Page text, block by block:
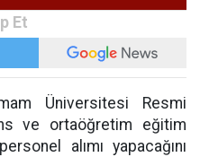
Üniversitesi Resmi
ve ortaöğretim eğitim
alımı yapacağını